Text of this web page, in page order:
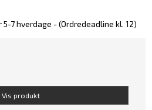
7 hverdage - (Ordredeadline kl. 12)
Vis produkt